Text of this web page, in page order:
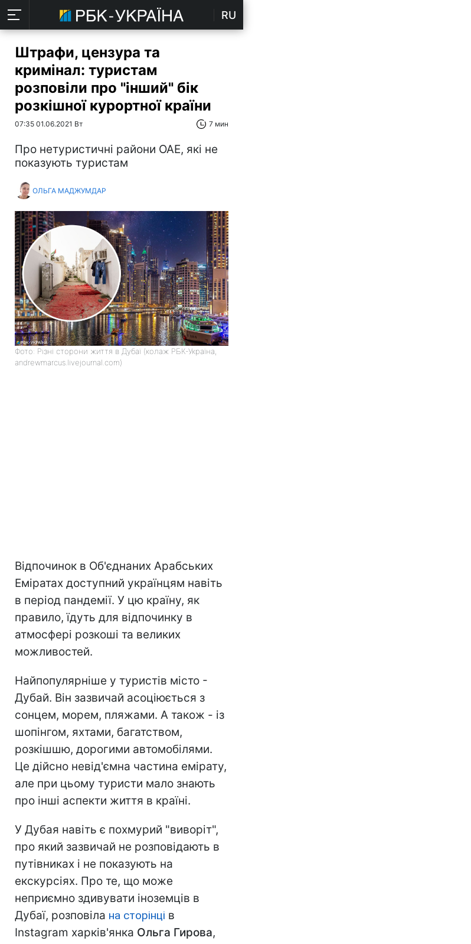
RU
Штрафи, цензура та
кримінал: туристам
розповіли про "інший" бік
розкішної курортної країни
07:35 01.06.2021 Вт 7 мин
Про нетуристичні райони ОАЕ, які не
показують туристам
ОЛЬГА МАДЖУМДАР
Фото: Різні сторони життя в Дубаї (колаж РБК-Україна,
andrewmarcus.livejournal.com)
Відпочинок в Об'єднаних Арабських
Еміратах доступний українцям навіть
в період пандемії. У цю країну, як
правило, їдуть для відпочинку в
атмосфері розкоші та великих
можливостей.
Найпопулярніше у туристів місто -
Дубай. Він зазвичай асоціюється з
сонцем, морем, пляжами. А також - із
шопінгом, яхтами, багатством,
розкішшю, дорогими автомобілями.
Це дійсно невід'ємна частина емірату,
але при цьому туристи мало знають
про інші аспекти життя в країні.
У Дубая навіть є похмурий "виворіт",
про який зазвичай не розповідають в
путівниках і не показують на
екскурсіях. Про те, що може
неприємно здивувати іноземців в
Дубаї, розповіла на сторінці в
Instagram харків'янка Ольга Гирова,